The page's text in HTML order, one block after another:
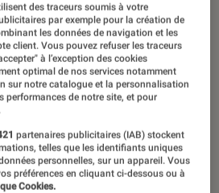
des traceurs soumis à votre
par exemple pour la création de
les données de navigation et les
client. Vous pouvez refuser les traceurs
à l’exception des cookies
optimal de nos services notamment
sur notre catalogue et la personnalisation
performances de notre site, et pour
partenaires publicitaires (IAB) stockent
telles que les identifiants uniques
personnelles, sur un appareil. Vous
préférences en cliquant ci-dessous ou à
Cookies.